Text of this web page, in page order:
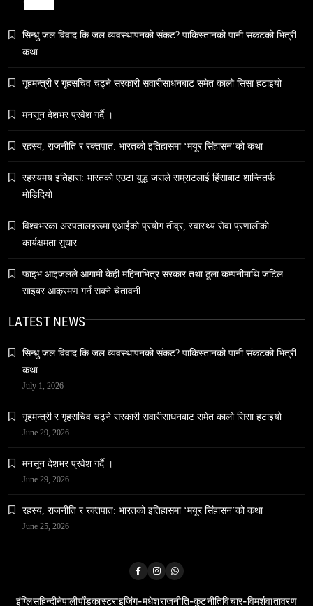
५० लाख’ शुल्कको वास्तविकता: अल्टर्नेटिभ B-स्कूलहरूले
March 23, 2026
समाज
March 23, 2026
नेपालको वन्यजन्तु पर्यटन प्रवर्द्धनमा महत्वपूर्ण योगदान
हनुमान जयन्ती आज मनाइँदै
सिन्धु जल विवाद कि जल व्यवस्थापनको संकट? पाकिस्तानको पानी संकटको भित्री
कथा
गृहमन्त्री र गृहसचिव चढ्ने सरकारी सवारीसाधनबाट समेत कालो सिसा हटाइयो
मनसून देशभर प्रवेश गर्दै ।
रहस्य, राजनीति र रक्तपात: भारतको इतिहासमा ‘मयूर सिंहासन’को कथा
रहस्यमय इतिहास: भारतको एउटा युद्ध जसले सम्राटलाई हिंसाबाट शान्तितर्फ
मोडिदियो
विश्वभरका अस्पतालहरूमा एआईको प्रयोग तीव्र, स्वास्थ्य सेवा प्रणालीको
कार्यक्षमता सुधार
फाइभ आइजलले आगामी केही महिनाभित्र सरकार तथा ठूला कम्पनीमाथि जटिल
साइबर आक्रमण गर्न सक्ने चेतावनी
LATEST NEWS
सिन्धु जल विवाद कि जल व्यवस्थापनको संकट? पाकिस्तानको पानी संकटको भित्री
कथा
July 1, 2026
गृहमन्त्री र गृहसचिव चढ्ने सरकारी सवारीसाधनबाट समेत कालो सिसा हटाइयो
June 29, 2026
मनसून देशभर प्रवेश गर्दै ।
June 29, 2026
रहस्य, राजनीति र रक्तपात: भारतको इतिहासमा ‘मयूर सिंहासन’को कथा
June 25, 2026
इंग्लिसहिन्दीनेपालीपाँडकास्टराइजिंग-मधेशराजनीति-कुटनीतिविचार-विमर्शवातावरण